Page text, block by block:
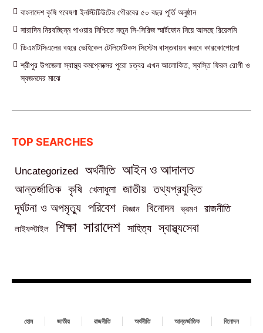
বাংলাদেশ কৃষি গবেষণা ইনস্টিটিউটের গৌরবের ৫০ বছর পূর্তি অনুষ্ঠান
সারাদিন নিরবচ্ছিন্ন পাওয়ার নিশ্চিতে নতুন সি-সিরিজ স্মার্টফোন নিয়ে আসছে রিয়েলমি
ডিএমটিসিএলের বহরে ভেহিকেল টেলিমেটিকস সিস্টেম বাস্তবায়ন করবে কারকোপোলো
শ্রীপুর উপজেলা স্বাস্থ্য কমপ্লেক্সের পুরো চত্বর এখন আলোকিত, স্বস্তি ফিরল রোগী ও
স্বজনদের মাঝে‎
TOP SEARCHES
Uncategorized অর্থনীতি আইন ও আদালত
আন্তর্জাতিক কৃষি খেলাধুলা জাতীয় তথ্যপ্রযুক্তি
দূর্ঘটনা ও অপমৃত্যু পরিবেশ বিজ্ঞান বিনোদন ভ্রমণ রাজনীতি
লাইফস্টাইল শিক্ষা সারাদেশ সাহিত্য স্বাস্থ্যসেবা
হোম জাতীয় রাজনীতি অর্থনীতি আন্তর্জাতিক বিনোদন